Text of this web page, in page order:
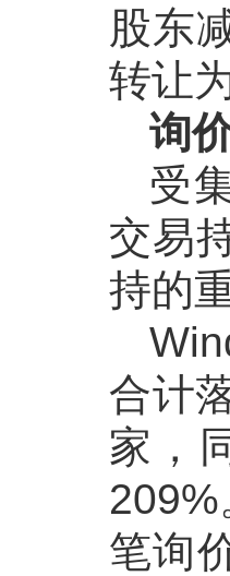
股东
转让
询
受
交易
持的
合计
家，
笔询